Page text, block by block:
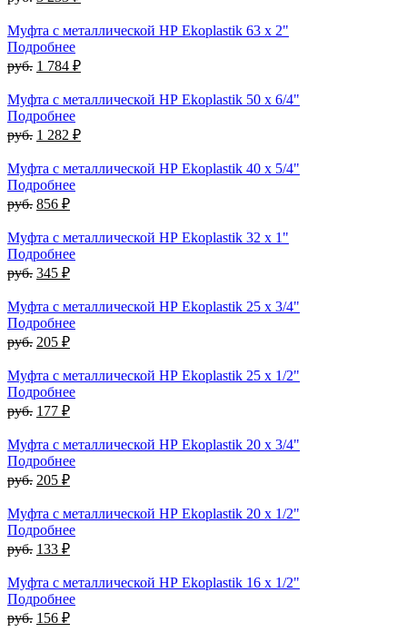
Муфта с металлической НР Ekoplastik 63 x 2"
Подробнее
руб. 1 784 ₽
Муфта с металлической НР Ekoplastik 50 x 6/4"
Подробнее
руб. 1 282 ₽
Муфта с металлической НР Ekoplastik 40 x 5/4"
Подробнее
руб. 856 ₽
Муфта с металлической НР Ekoplastik 32 x 1"
Подробнее
руб. 345 ₽
Муфта с металлической НР Ekoplastik 25 x 3/4"
Подробнее
руб. 205 ₽
Муфта с металлической НР Ekoplastik 25 x 1/2"
Подробнее
руб. 177 ₽
Муфта с металлической НР Ekoplastik 20 x 3/4"
Подробнее
руб. 205 ₽
Муфта с металлической НР Ekoplastik 20 x 1/2"
Подробнее
руб. 133 ₽
Муфта с металлической НР Ekoplastik 16 x 1/2"
Подробнее
руб. 156 ₽